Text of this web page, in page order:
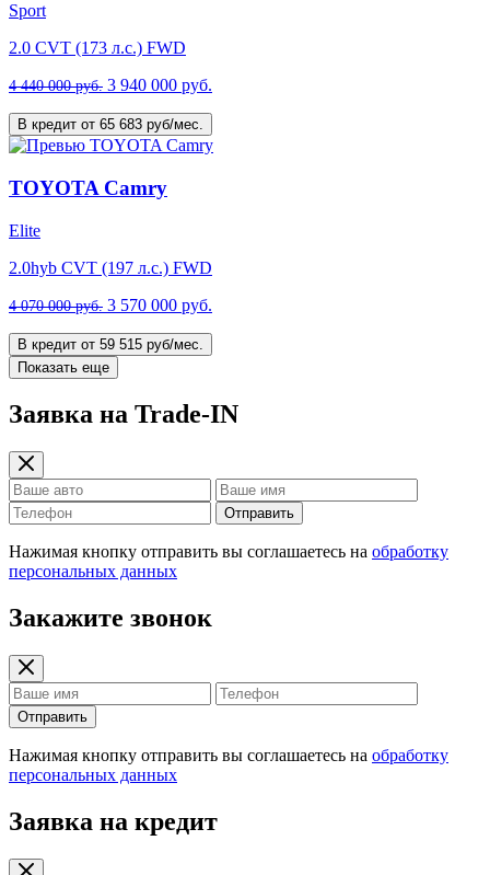
Sport
2.0 CVT (173 л.с.) FWD
4 440 000 руб. 3 940 000 руб.
В кредит от 65 683 руб/мес.
TOYOTA Camry
Elite
2.0hyb CVT (197 л.с.) FWD
4 070 000 руб. 3 570 000 руб.
В кредит от 59 515 руб/мес.
Показать еще
Заявка на Trade-IN
Отправить
Нажимая кнопку отправить вы соглашаетесь на обработку
персональных данных
Закажите звонок
Отправить
Нажимая кнопку отправить вы соглашаетесь на обработку
персональных данных
Заявка на кредит